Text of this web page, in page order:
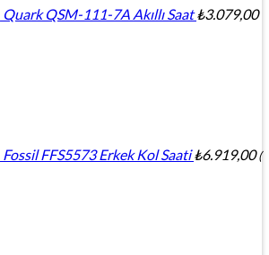
Quark QSM-111-7A Akıllı Saat ₺3.079,00
Fossil FFS5573 Erkek Kol Saati ₺6.919,00 (